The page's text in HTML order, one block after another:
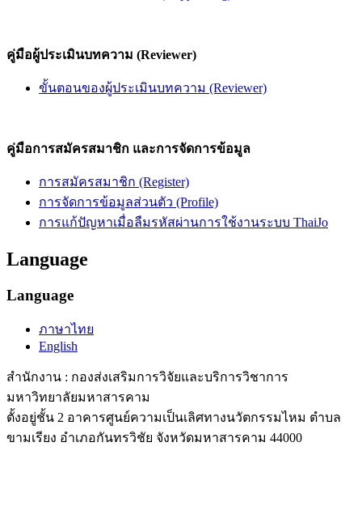
คู่มือผู้ประเมินบทความ (Reviewer)
ขั้นตอนของผู้ประเมินบทความ (Reviewer)
คู่มือการสมัครสมาชิก และการจัดการข้อมูล
การสมัครสมาชิก (Register)
การจัดการข้อมูลส่วนตัว (Profile)
การแก้ปัญหาเมื่อลืมรหัสผ่านการใช้งานระบบ ThaiJo
Language
Language
ภาษาไทย
English
สำนักงาน : กองส่งเสริมการวิจัยและบริการวิชาการ
มหาวิทยาลัยมหาสารคาม
ตั้งอยู่ชั้น 2 อาคารศูนย์ความเป็นเลิศทางนวัตกรรมไหม ตำบล
ขามเรียง อำเภอกันทรวิชัย จังหวัดมหาสารคาม 44000